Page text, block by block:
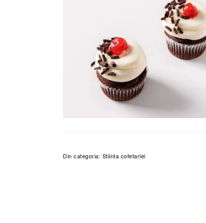
Din categoria: Stiinta cofetariei